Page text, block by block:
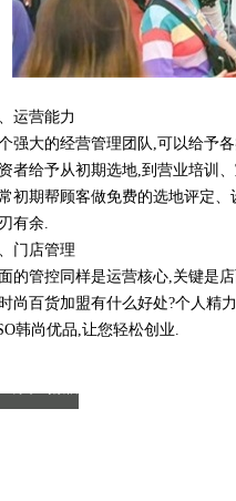
营能力
大的经营管理团队,可以给予各
者给予从初期选地,到营业培训
期帮顾客做免费的选地评定、
有余.
店管理
管控同样是运营核心,关键是店
百货加盟有什么好处?个人精力
韩尚优品,让您轻松创业.